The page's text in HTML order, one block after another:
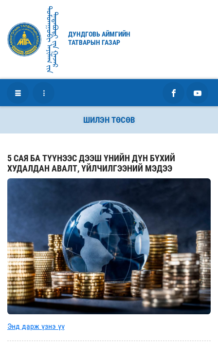
ᠳᠤᠮᠳᠠᠭᠣᠪᠢ ᠠᠶᠢᠮᠠᠭ ᠶ᠋ᠢᠨᠲᠠᠲᠠᠪᠤᠷᠢ ᠶ᠋ᠢᠨ ᠭᠠᠵᠠᠷ
ДУНДГОВЬ АЙМГИЙН
ТАТВАРЫН ГАЗАР
ШИЛЭН ТӨСӨВ
5 САЯ БА ТҮҮНЭЭС ДЭЭШ ҮНИЙН ДҮН БҮХИЙ
ХУДАЛДАН АВАЛТ, ҮЙЛЧИЛГЭЭНИЙ МЭДЭЭ
Энд дарж үзнэ үү